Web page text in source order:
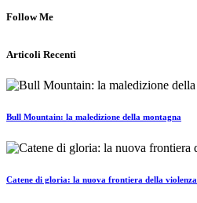
Follow Me
Articoli Recenti
Bull Mountain: la maledizione della montagna
Catene di gloria: la nuova frontiera della violenza